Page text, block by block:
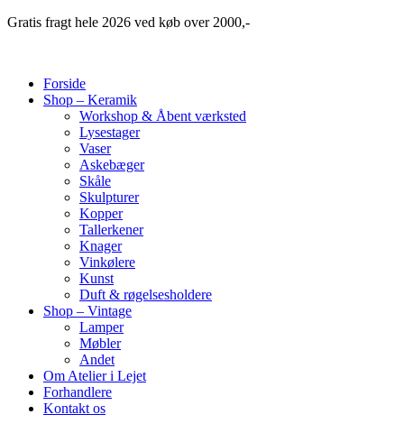
Gratis fragt hele 2026 ved køb over 2000,-
Forside
Shop – Keramik
Workshop & Åbent værksted
Lysestager
Vaser
Askebæger
Skåle
Skulpturer
Kopper
Tallerkener
Knager
Vinkølere
Kunst
Duft & røgelsesholdere
Shop – Vintage
Lamper
Møbler
Andet
Om Atelier i Lejet
Forhandlere
Kontakt os